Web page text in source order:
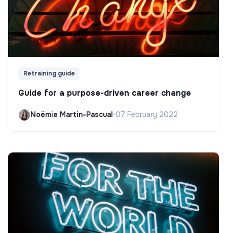
Retraining guide
Guide for a purpose-driven career change
Noëmie Martin-Pascual•07 February 2022